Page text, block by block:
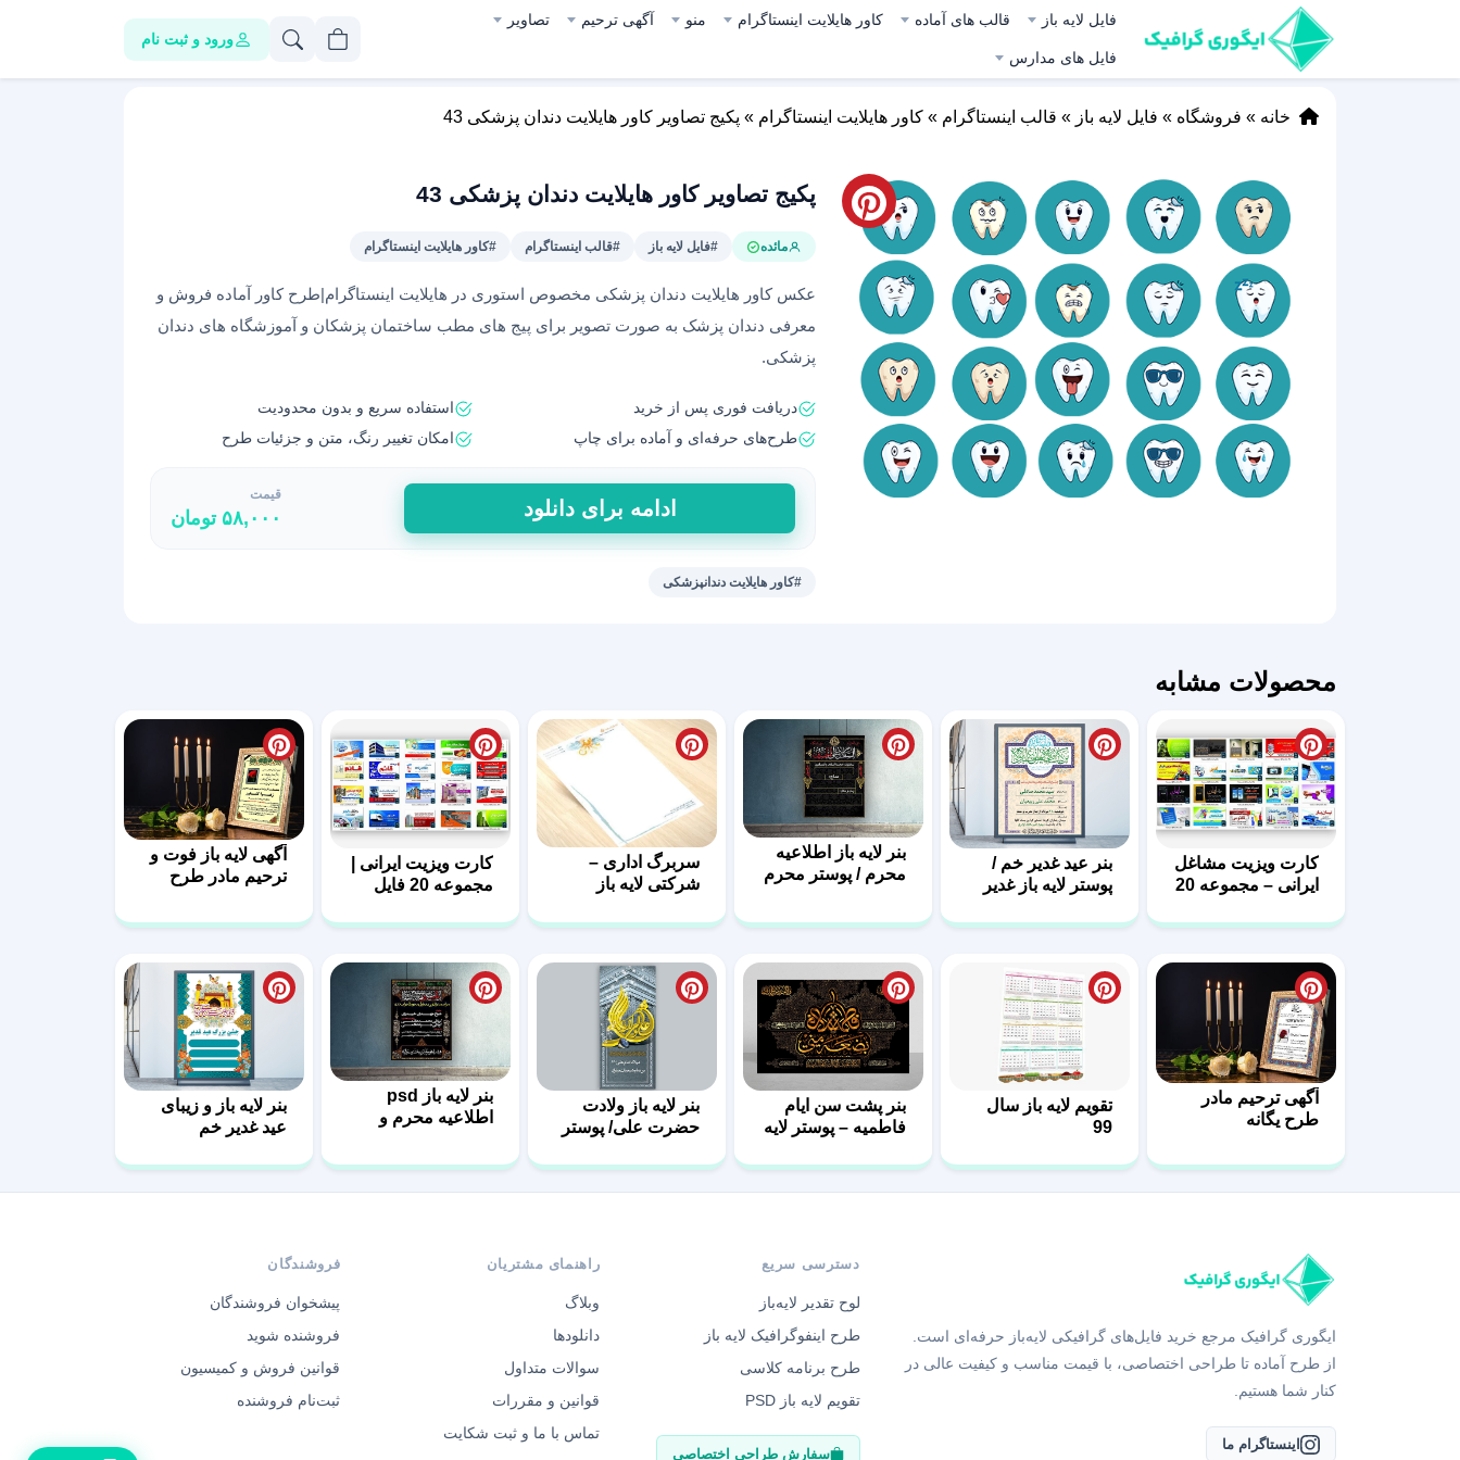
فایل لایه باز قالب های آماده کاور هایلایت اینستاگرام منو آگهی ترحیم تصاویر
فایل های مدارس
ورود و ثبت نام
خانه » فروشگاه » فایل لایه باز » قالب اینستاگرام » کاور هایلایت اینستاگرام » پکیج تصاویر کاور هایلایت دندان پزشکی 43
پکیج تصاویر کاور هایلایت دندان پزشکی 43
مائده #فایل لایه باز #قالب اینستاگرام #کاور هایلایت اینستاگرام
عکس کاور هایلایت دندان پزشکی مخصوص استوری در هایلایت اینستاگرام|طرح کاور آماده فروش و
معرفی دندان پزشک به صورت تصویر برای پیج های مطب ساختمان پزشکان و آموزشگاه های دندان
پزشکی.
دریافت فوری پس از خرید
استفاده سریع و بدون محدودیت
طرح‌های حرفه‌ای و آماده برای چاپ
امکان تغییر رنگ، متن و جزئیات طرح
پکیج
تصاویر
کاور
هایلایت
ادامه برای دانلود
قیمت
۵۸,۰۰۰ تومان
#کاور هایلایت دندانپزشکی
محصولات مشابه
کارت ویزیت مشاغل
ایرانی – مجموعه 20
دوم
بنر عید غدیر خم /
پوستر لایه باز غدیر
بنر لایه باز اطلاعیه
محرم / پوستر محرم
سربرگ اداری –
شرکتی لایه باز
کارت ویزیت ایرانی |
مجموعه 20 فایل
آگهی لایه باز فوت و
ترحیم مادر طرح
آگهی ترحیم مادر
طرح یگانه
تقویم لایه باز سال
99
بنر پشت سن ایام
فاطمیه – پوستر لایه
بنر لایه باز ولادت
حضرت علی/ پوستر
بنر لایه باز psd
اطلاعیه محرم و
بنر لایه باز و زیبای
عید غدیر خم
ایگوری گرافیک مرجع خرید فایل‌های گرافیکی لایه‌باز حرفه‌ای است.
از طرح آماده تا طراحی اختصاصی، با قیمت مناسب و کیفیت عالی در
کنار شما هستیم.
اینستاگرام ما
دسترسی سریع
لوح تقدیر لایه‌باز
طرح اینفوگرافیک لایه باز
طرح برنامه کلاسی
تقویم لایه باز PSD
سفارش طراحی اختصاصی
راهنمای مشتریان
وبلاگ
دانلودها
سوالات متداول
قوانین و مقررات
تماس با ما و ثبت شکایت
فروشندگان
پیشخوان فروشندگان
فروشنده شوید
قوانین فروش و کمیسیون
ثبت‌نام فروشنده